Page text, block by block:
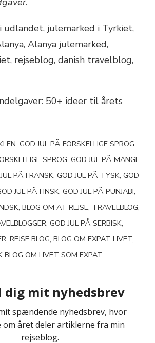
50+ ideer til årets
GOD JUL PÅ FORSKELLIGE SPROG,
SPROG, GOD JUL PÅ MANGE
PÅ FRANSK, GOD JUL PÅ TYSK, GOD
JUL PÅ FINSK, GOD JUL PÅ PUNJABI,
BLOG OM AT REJSE, TRAVELBLOG,
GOD JUL PÅ SERBISK,
REJSE BLOG, BLOG OM EXPAT LIVET,
BLOG OM LIVET SOM EXPAT